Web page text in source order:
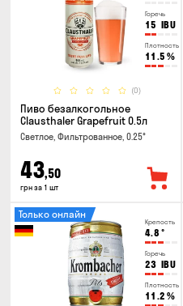
Горечь
15 IBU
Плотность
11.5 %
(0)
Пиво безалкогольное
Clausthaler Grapefruit 0.5л
Светлое, Фильтрованное, 0.25°
43,50
грн за 1 шт
Крепость
4.8 °
Горечь
23 IBU
Плотность
11.2 %
Только онлайн